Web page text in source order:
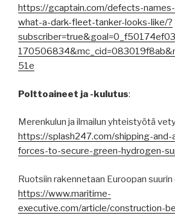
https://gcaptain.com/defects-
what-a-dark-fleet-tanker-looks-like/?
51e
Polttoaineet ja -kulutus:
Merenkulun ja ilmailun yhteistyötä
https://splash247.com/shipping-and-
forces-to-secure-green-hydrogen-
Ruotsiin rakennetaan Euroopan
https://www.maritime-
executive.com/article/construction-